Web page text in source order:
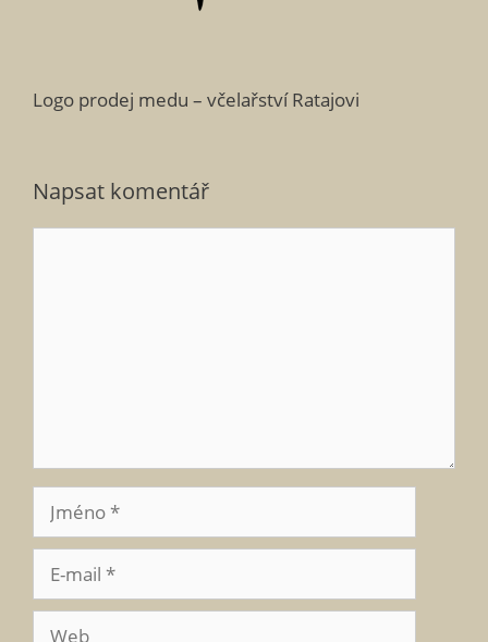
Logo prodej medu – včelařství Ratajovi
Napsat komentář
mail